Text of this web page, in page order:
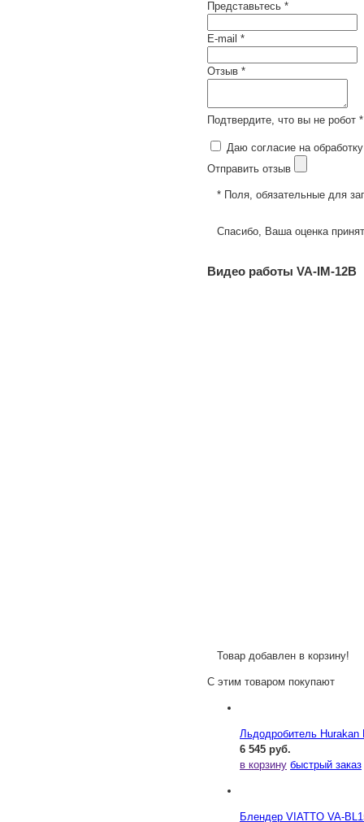
Представьтесь *
E-mail *
Отзыв *
Подтвердите, что вы не робот *
Даю согласие на
Отправить отзыв
* Поля, обязательные для
Спасибо, Ваша оценка
Видео работы VA-IM-12B
Товар добавлен в корзину!
С этим товаром покупают
Льдодробитель Hurakan
6 545 руб.
в корзину быстрый заказ
Блендер VIATTO VA-